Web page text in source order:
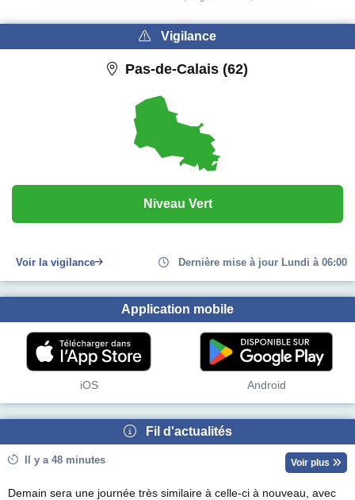
Vigilance
Pas-de-Calais (62)
Niveau Vert
Voir la vigilance Dernière mise à jour Lundi à 06:00
Application mobile
iOS Android
Fil d'actualités
Il y a 48 minutes Voir plus
Demain sera une journée très similaire à celle-ci à nouveau, avec